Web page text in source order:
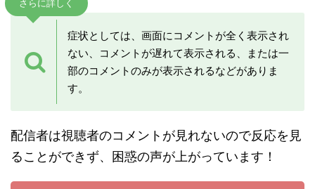
さらに詳しく
症状としては、画面にコメントが全く表示され
ない、コメントが遅れて表示される、または一
部のコメントのみが表示されるなどがありま
す。
配信者は視聴者のコメントが見れないので反応を見
ることができず、困惑の声が上がっています！